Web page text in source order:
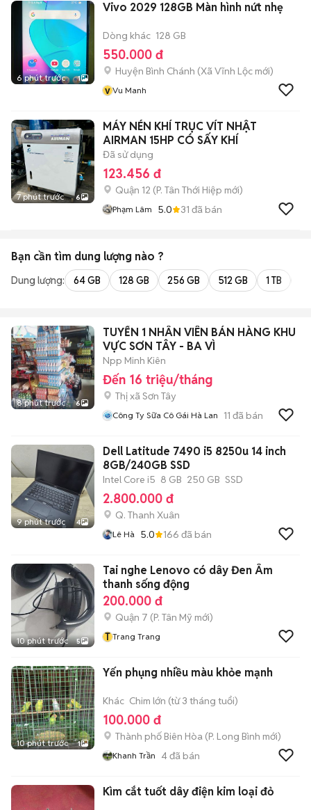
6 phút trước 1
Vivo 2029 128GB Màn hình nứt nhẹ
Dòng khác 128 GB
550.000 đ
Huyện Bình Chánh (Xã Vĩnh Lộc mới)
v Vu Manh
7 phút trước 6
MÁY NÉN KHÍ TRỤC VÍT NHẬT
AIRMAN 15HP CÓ SẤY KHÍ
Đã sử dụng
123.456 đ
Quận 12 (P. Tân Thới Hiệp mới)
Phạm Lâm 5.0 31 đã bán
Bạn cần tìm dung lượng nào ?
Dung lượng: 64 GB 128 GB 256 GB 512 GB 1 TB
8 phút trước 6
TUYỂN 1 NHÂN VIÊN BÁN HÀNG KHU
VỰC SƠN TÂY - BA VÌ
Npp Minh Kiên
Đến 16 triệu/tháng
Thị xã Sơn Tây
Công Ty Sữa Cô Gái Hà Lan 11 đã bán
9 phút trước 4
Dell Latitude 7490 i5 8250u 14 inch
8GB/240GB SSD
Intel Core i5 8 GB 250 GB SSD
2.800.000 đ
Q. Thanh Xuân
Lê Hà 5.0 166 đã bán
10 phút trước 5
Tai nghe Lenovo có dây Đen Âm
thanh sống động
200.000 đ
Quận 7 (P. Tân Mỹ mới)
T Trang Trang
10 phút trước 1
Yến phụng nhiều màu khỏe mạnh
Khác Chim lớn (từ 3 tháng tuổi)
100.000 đ
Thành phố Biên Hòa (P. Long Bình mới)
Khanh Trần 4đã bán
Kìm cắt tuốt dây điện kim loại đỏ